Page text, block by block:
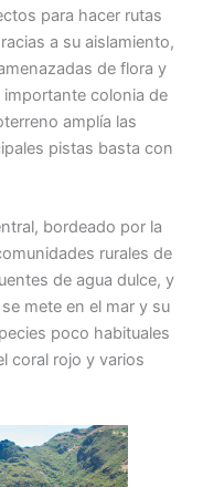
para hacer rutas
a su aislamiento,
de flora y
colonia de
amplía las
pistas basta con
bordeado por la
rurales de
de agua dulce, y
mete en el mar y su
poco habituales
coral rojo y varios